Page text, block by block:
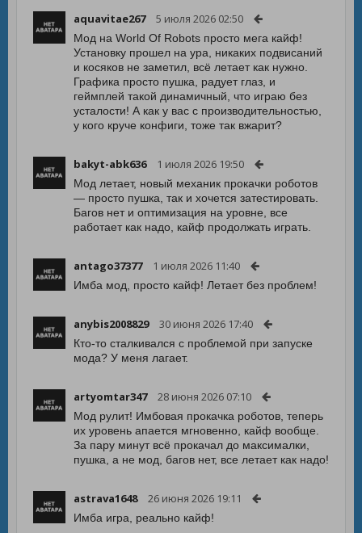
aquavitae267 5 июля 2026 02:50
Мод на World Of Robots просто мега кайф!
Установку прошел на ура, никаких подвисаний
и косяков не заметил, всё летает как нужно.
Графика просто пушка, радует глаз, и
геймплей такой динамичный, что играю без
усталости! А как у вас с производительностью,
у кого круче конфиги, тоже так вжарит?
bakyt-abk636 1 июля 2026 19:50
Мод летает, новый механик прокачки роботов
— просто пушка, так и хочется затестировать.
Багов нет и оптимизация на уровне, все
работает как надо, кайф продолжать играть.
antago37377 1 июля 2026 11:40
Имба мод, просто кайф! Летает без проблем!
anybis2008829 30 июня 2026 17:40
Кто-то сталкивался с проблемой при запуске
мода? У меня лагает.
artyomtar347 28 июня 2026 07:10
Мод рулит! Имбовая прокачка роботов, теперь
их уровень апается мгновенно, кайф вообще.
За пару минут всё прокачал до максималки,
пушка, а не мод, багов нет, все летает как надо!
astrava1648 26 июня 2026 19:11
Имба игра, реально кайф!